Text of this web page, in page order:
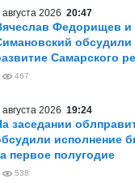
августа 2026 20:47
Федорищев и
обсудили
Самарского
467
августа 2026 19:24
заседании
исполнение
первое полугодие
538